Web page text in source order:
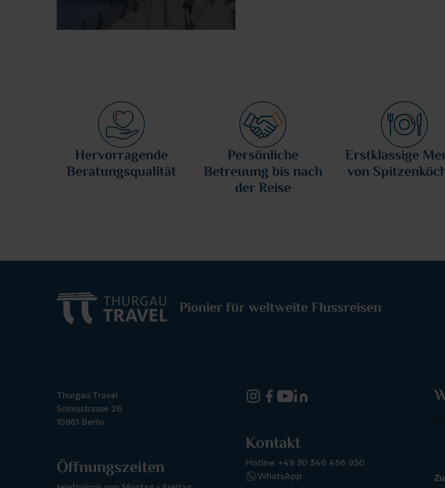
Hervorragende
Beratungsqualität
Persönliche
Betreuung bis nach
der Reise
Erstklassige
von
Pionier für weltweite Flussreisen
Thurgau Travel
Solmsstrasse 26
10961 Berlin
Öffnungszeiten
Kontakt
Hotline +49 30 346 456 950
WhatsApp